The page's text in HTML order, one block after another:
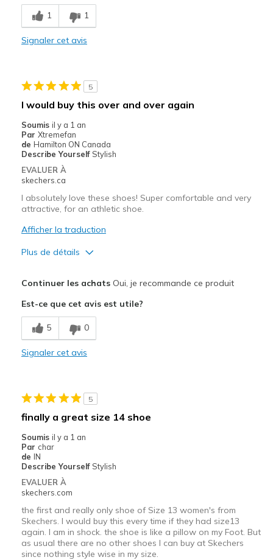
Le contre
Could be better color combinations
Feels true to width
Sizing
Feels true to size
View On Shoes
1 1
Signaler cet avis
5
I would buy this over and over again
Soumis il y a 1 an
Par Xtremefan
de Hamilton ON Canada
Describe Yourself Stylish
EVALUER À
skechers.ca
I absolutely love these shoes! Super comfortable and very
attractive, for an athletic shoe.
Afficher la traduction
Plus de détails
Comfortable
Stylish
Travel
Width
Sizing
View On Shoes
I'm Really Into Shoes
Continuer les achatsOui, je recommande ce produit
Est-ce que cet avis est utile?
5 0
Signaler cet avis
5
finally a great size 14 shoe
Soumis il y a 1 an
Par char
de IN
Describe Yourself Stylish
EVALUER À
skechers.com
the first and really only shoe of Size 13 women's from
Skechers. I would buy this every time if they had size13
again. I am in shock. the shoe is like a pillow on my Foot. But
as usual there are no other shoes I can buy at Skechers
since nothing style wise in my size.